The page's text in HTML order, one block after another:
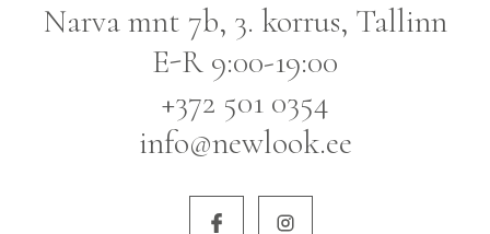
Narva mnt 7b, 3. korrus, Tallinn
E-R 9:00-19:00
+372 501 0354
info@newlook.ee